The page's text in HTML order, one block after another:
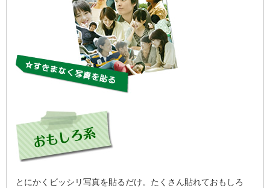
とにかくビッシリ写真を貼るだけ。たくさん貼れておもしろ